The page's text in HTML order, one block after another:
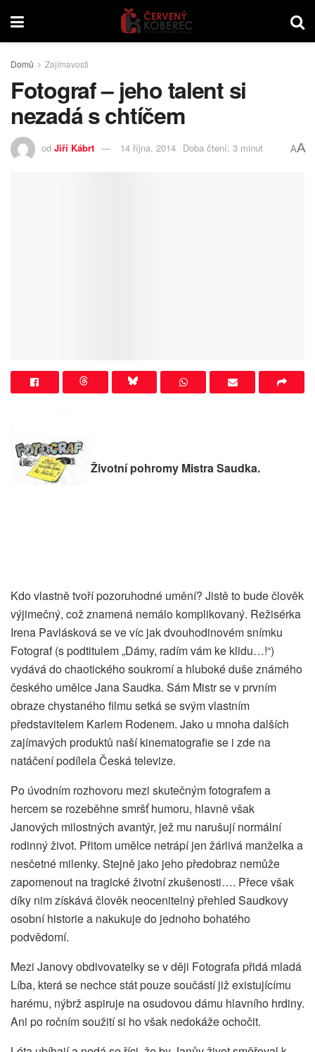
Domů Zajímavosti
Fotograf – jeho talent si
nezadá s chtíčem
od Jiří Kábrt 14 října, 2014 Doba čtení: 3 minut AA
Životní pohromy Mistra Saudka.
Kdo vlastně tvoří pozoruhodné umění? Jistě to bude člověk
výjimečný, což znamená nemálo komplikovaný. Režisérka
Irena Pavlásková se ve víc jak dvouhodinovém snímku
Fotograf (s podtitulem „Dámy, radím vám ke klidu…!“)
vydává do chaotického soukromí a hluboké duše známého
českého umělce Jana Saudka. Sám Mistr se v prvním
obraze chystaného filmu setká se svým vlastním
představitelem Karlem Rodenem. Jako u mnoha dalších
zajímavých produktů naší kinematografie se i zde na
natáčení podílela Česká televize.
Po úvodním rozhovoru mezi skutečným fotografem a
hercem se rozeběhne smršť humoru, hlavně však
Janových milostných avantýr, jež mu narušují normální
rodinný život. Přitom umělce netrápí jen žárlivá manželka a
nesčetné milenky. Stejně jako jeho předobraz nemůže
zapomenout na tragické životní zkušenosti…. Přece však
díky nim získává člověk neocenitelný přehled Saudkovy
osobní historie a nakukuje do jednoho bohatého
podvědomí.
Mezi Janovy obdivovatelky se v ději Fotografa přidá mladá
Líba, která se nechce stát pouze součástí již existujícímu
harému, nýbrž aspiruje na osudovou dámu hlavního hrdiny.
Ani po ročním soužití si ho však nedokáže ochočit.